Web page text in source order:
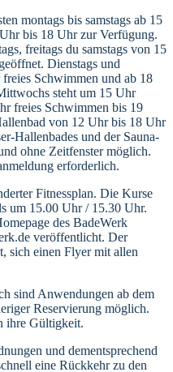
montags bis samstags ab 15
bis 18 Uhr zur Verfügung.
freitags du samstags von 15
Dienstags und
Schwimmen und ab 18
steht um 15 Uhr
freies Schwimmen bis 19
von 12 Uhr bis 18 Uhr
Hallenbades und der Sauna-
ohne Zeitfenster möglich.
erforderlich.
Fitnessplan. Die Kurse
um 15.00 Uhr / 15.30 Uhr.
des BadeWerk
veröffentlicht. Der
sich einen Flyer mit allen
sind Anwendungen ab dem
Reservierung möglich.
ihre Gültigkeit.
und dementsprechend
eine Rückkehr zu den